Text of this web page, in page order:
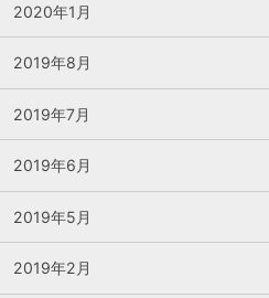
2020年1月
2019年8月
2019年7月
2019年6月
2019年5月
2019年2月